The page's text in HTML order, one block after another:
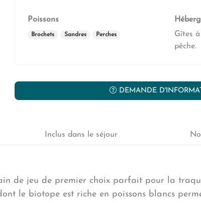
Poissons
Brochets Sandres Perches
Gîtes
pêche.
DEMANDE
Inclus dans le séjour
de jeu de premier choix parfait pour la
le biotope est riche en poissons blancs